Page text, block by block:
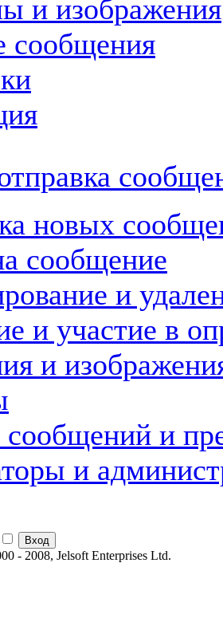
и изображения
сообщения
новых
сообщение
и
и участие в
и
и
и
- 2008, Jelsoft Enterprises Ltd.